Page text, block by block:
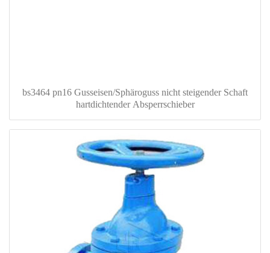
bs3464 pn16 Gusseisen/Sphäroguss nicht steigender Schaft
hartdichtender Absperrschieber